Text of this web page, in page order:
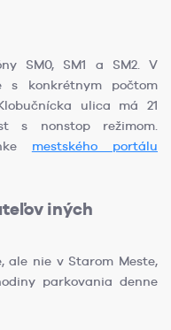
SM0, SM1 a SM2. V
s konkrétnym počtom
ulica má 21
s nonstop režimom.
mestského portálu
iných
nie v Starom Meste,
parkovania denne